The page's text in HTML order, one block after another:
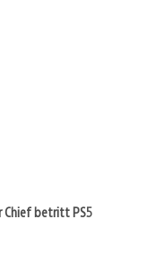
Chief betritt PS5